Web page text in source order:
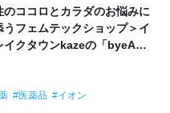
のココロとカラダのお悩みに
うフェムテックショップ＞イ
イクタウンkazeの「byeAS
医薬品
イオン